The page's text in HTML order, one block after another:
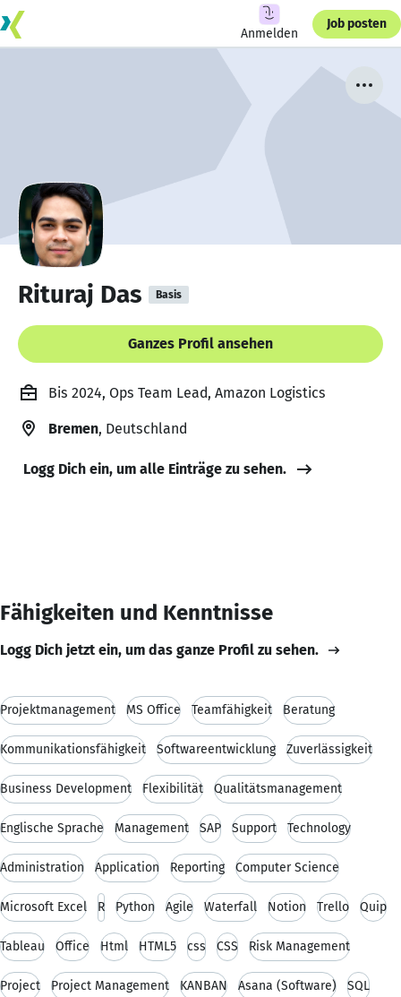
Anmelden
Job posten
Rituraj Das Basis
Ganzes Profil ansehen
Bis 2024, Ops Team Lead, Amazon Logistics
Bremen, Deutschland
Logg Dich ein, um alle Einträge zu sehen.
Fähigkeiten und Kenntnisse
Logg Dich jetzt ein, um das ganze Profil zu sehen.
Projektmanagement MS Office Teamfähigkeit Beratung
Kommunikationsfähigkeit Softwareentwicklung Zuverlässigkeit
Business Development Flexibilität Qualitätsmanagement
Englische Sprache Management SAP Support Technology
Administration Application Reporting Computer Science
Microsoft Excel R Python Agile Waterfall Notion Trello Quip
Tableau Office Html HTML5 css CSS Risk Management
Project Project Management KANBAN Asana (Software) SQL